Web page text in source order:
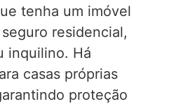
tenha um imóvel
residencial,
inquilino. Há
casas próprias
proteção